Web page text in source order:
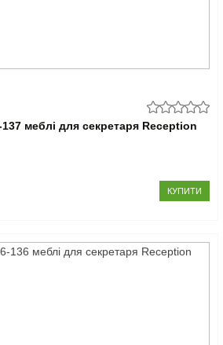
меблі для секретаря Reception
КУПИТИ